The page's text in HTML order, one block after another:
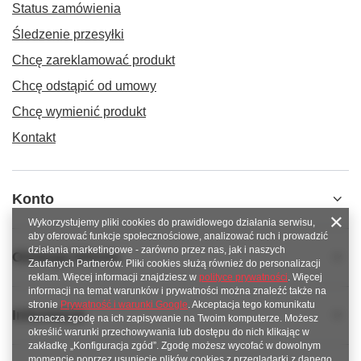
Status zamówienia
Śledzenie przesyłki
Chcę zareklamować produkt
Chcę odstąpić od umowy
Chcę wymienić produkt
Kontakt
Konto
Obsługa klienta
Informacje
Wykorzystujemy pliki cookies do prawidłowego działania serwisu,
aby oferować funkcje społecznościowe, analizować ruch i prowadzić
działania marketingowe - zarówno przez nas, jak i naszych
Zaufanych Partnerów. Pliki cookies służą również do personalizacji
reklam. Więcej informacji znajdziesz w polityce prywatności. Więcej
informacji na temat warunków i prywatności można znaleźć także na
stronie Prywatność i warunki Google. Akceptacja tego komunikatu
oznacza zgodę na ich zapisywanie na Twoim komputerze. Możesz
określić warunki przechowywania lub dostępu do nich klikając w
zakładkę „Konfiguracja zgód”. Zgodę możesz wycofać w dowolnym